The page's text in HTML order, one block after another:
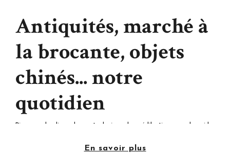
Antiquités, marché à
la brocante, objets
chinés... notre
quotidien
Bien que le dimanche reste le jour de prédilection pour les vide-
les rencontres, les anecdotes que nous recherchons la perle pare et
En savoir plus